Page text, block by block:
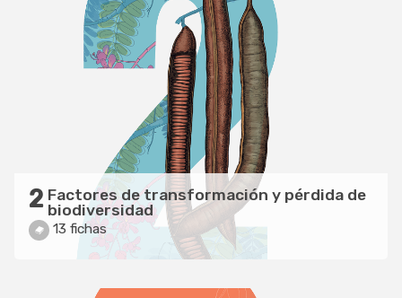
2 Factores de transformación y pérdida de
biodiversidad
13 fichas